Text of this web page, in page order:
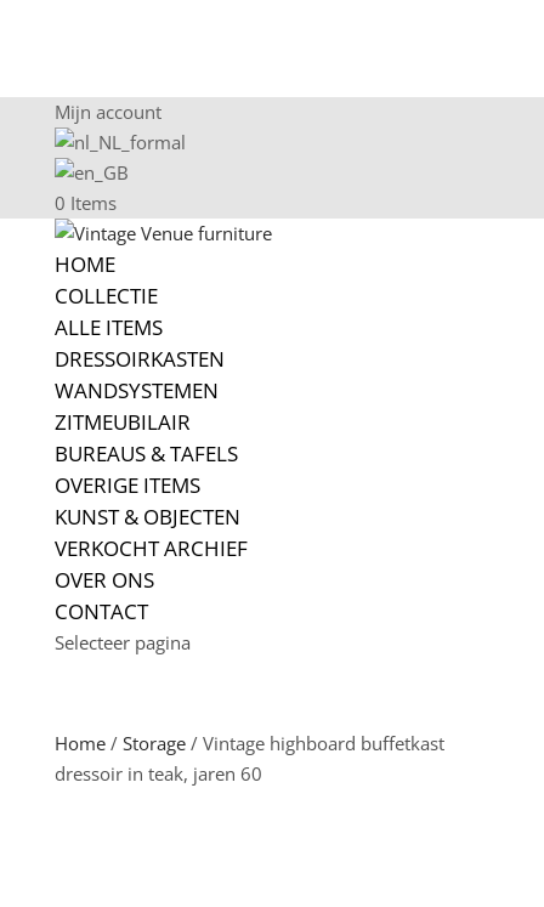
Mijn account
0 Items
HOME
COLLECTIE
ALLE ITEMS
DRESSOIRKASTEN
WANDSYSTEMEN
ZITMEUBILAIR
BUREAUS & TAFELS
OVERIGE ITEMS
KUNST & OBJECTEN
VERKOCHT ARCHIEF
OVER ONS
CONTACT
Selecteer pagina
Home/ Storage/ Vintage highboard buffetkast
dressoir in teak, jaren 60